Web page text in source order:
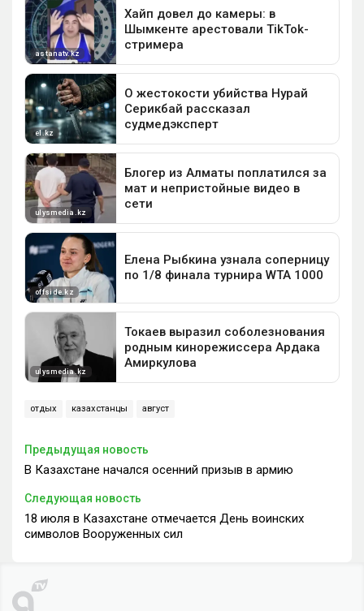
отдых казахстанцы август
Предыдущая новость
В Казахстане начался осенний призыв в армию
Следующая новость
18 июля в Казахстане отмечается День воинских
символов Вооруженных сил